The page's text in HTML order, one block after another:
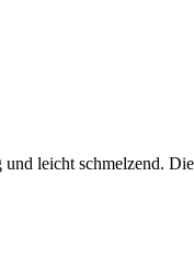
leicht schmelzend.